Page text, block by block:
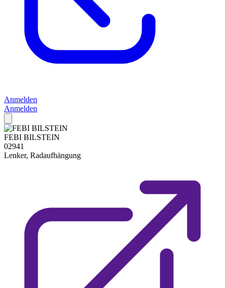
Anmelden
Anmelden
FEBI BILSTEIN
02941
Lenker, Radaufhängung